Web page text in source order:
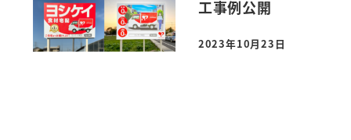
工事例公開
投稿日
2023年10月23日